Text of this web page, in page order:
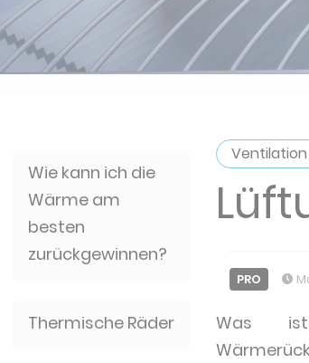
Wie kann ich die
Wärme am
besten
zurückgewinnen?
Thermische Räder
PRO
Was ist